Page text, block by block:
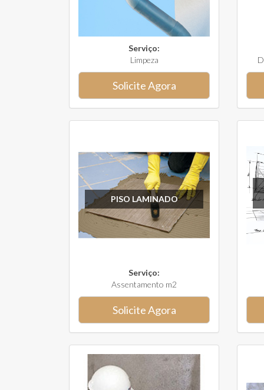
Serviço:
Limpeza
Solicite Agora
PISO LAMINADO
Serviço:
Assentamento m2
Solicite Agora